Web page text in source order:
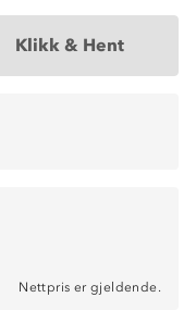
Klikk & Hent
Nettpris er gjeldende.